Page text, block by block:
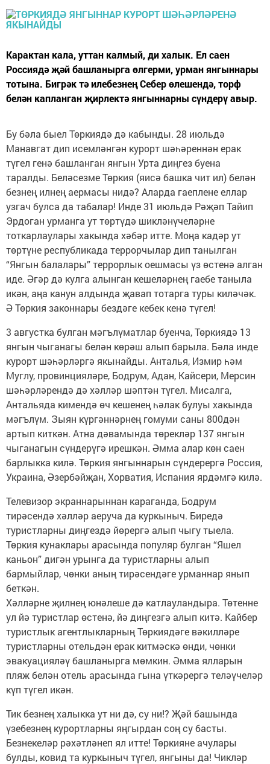
Карактан кала, уттан калмый, ди халык. Ел саен
Россиядә җәй башланырга өлгерми, урман янгыннары
тотына. Бигрәк тә илебезнең Себер өлешендә, торф
белән капланган җирлектә янгыннарны сүндерү авыр.
Бу бәла быел Төркиядә дә кабынды. 28 июльдә
Манавгат дип исемләнгән курорт шәһәреннән ерак
түгел генә башланган янгын Урта диңгез буена
таралды. Беләсезме Төркия (яисә башка чит ил) белән
безнең илнең аермасы нидә? Аларда гаеплене еллар
узгач булса да табалар! Инде 31 июльдә Рәҗәп Тайип
Эрдоган урманга ут төртүдә шикләнүчеләрне
тоткарлаулары хакында хәбәр итте. Моңа кадәр ут
төртүне республикада террорчылар дип танылган
“Янгын балалары” террорлык оешмасы үз өстенә алган
иде. Әгәр дә кулга алынган кешеләрнең гаебе таныла
икән, аңа канун алдында җавап тотарга туры киләчәк.
Ә Төркия законнары бездәге кебек кенә түгел!
3 августка булган мәгълүматлар буенча, Төркиядә 13
янгын чыганагы белән көрәш алып барыла. Бәла инде
курорт шәһәрләргә якынайды. Анталья, Измир һәм
Муглу, провинцияләре, Бодрум, Адан, Кайсери, Мерсин
шәһәрләрендә дә хәлләр шәптән түгел. Мисалга,
Антальяда кимендә өч кешенең һәлак булуы хакында
мәгълүм. Зыян күргәннәрнең гомуми саны 800дән
артып киткән. Атна дәвамында төрекләр 137 янгын
чыганагын сүндерүгә ирешкән. Әмма алар көн саен
барлыкка килә. Төркия янгыннарын сүндерергә Россия,
Украина, Әзербәйҗан, Хорватия, Испания ярдәмгә килә.
Телевизор экраннарыннан караганда, Бодрум
тирәсендә хәлләр аеруча да куркыныч. Биредә
туристларны диңгездә йөрергә алып чыгу тыела.
Төркия кунаклары арасында популяр булган “Яшел
каньон” дигән урынга да туристларны алып
бармыйлар, чөнки аның тирәсендәге урманнар янып
беткән.
Хәлләрне җилнең юнәлеше дә катлауландыра. Төтенне
ул йә туристлар өстенә, йә диңгезгә алып китә. Кайбер
туристлык агентлыкларның Төркиядәге вәкилләре
туристларны отельдән ерак китмәскә өнди, чөнки
эвакуацияләү башланырга мөмкин. Әмма ялларын
пляж белән отель арасында гына үткәрергә теләүчеләр
күп түгел икән.
Тик безнең халыкка ут ни дә, су ни!? Җәй башында
үзебезнең курортларны яңгырдан соң су басты.
Безнекеләр рәхәтләнеп ял итте! Төркияне ачулары
булды, ковид та куркыныч түгел, янгыны да! Чикләр